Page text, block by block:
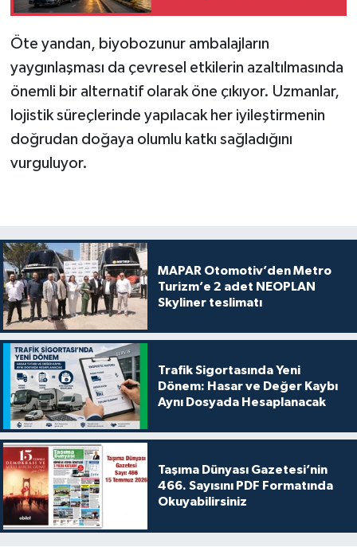
Öte yandan, biyobozunur ambalajların
yaygınlaşması da çevresel etkilerin azaltılmasında
önemli bir alternatif olarak öne çıkıyor. Uzmanlar,
lojistik süreçlerinde yapılacak her iyileştirmenin
doğrudan doğaya olumlu katkı sağladığını
vurguluyor.
MAPAR Otomotiv’den Metro
Turizm’e 2 adet NEOPLAN
Skyliner teslimatı
Trafik Sigortasında Yeni
Dönem: Hasar ve Değer Kaybı
Aynı Dosyada Hesaplanacak
Taşıma Dünyası Gazetesi’nin
466. Sayısını PDF Formatında
Okuyabilirsiniz